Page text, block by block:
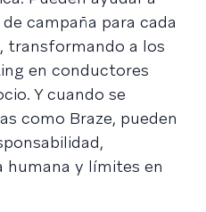
campaña para cada
transformando a los
en conductores
Y cuando se
como Braze, pueden
humana y límites en